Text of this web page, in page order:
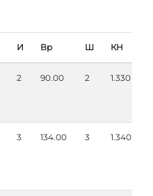
И Вр Ш КН
2 90.00 2 1.330
3 134.00 3 1.340